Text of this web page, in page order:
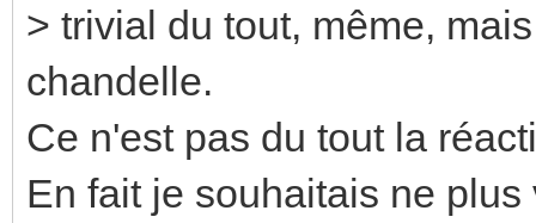
> trivial du tout, même,
chandelle.
Ce n'est pas du tout la
En fait je souhaitais ne